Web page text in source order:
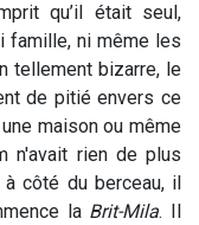
qu’il était seul,
famille, ni même les
tellement bizarre, le
de pitié envers ce
maison ou même
n'avait rien de plus
côté du berceau, il
la Brit-Mila. Il